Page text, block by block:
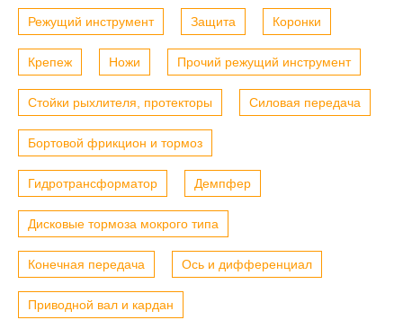
Режущий инструмент Защита Коронки
Крепеж Ножи Прочий режущий инструмент
Стойки рыхлителя, протекторы Силовая передача
Бортовой фрикцион и тормоз
Гидротрансформатор Демпфер
Дисковые тормоза мокрого типа
Конечная передача Ось и дифференциал
Приводной вал и кардан